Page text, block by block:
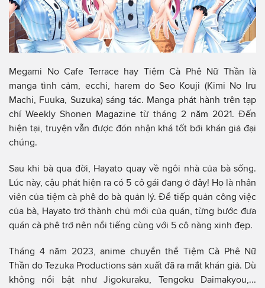
Megami No Cafe Terrace hay Tiệm Cà Phê Nữ Thần là
manga tình cảm, ecchi, harem do Seo Kouji (Kimi No Iru
Machi, Fuuka, Suzuka) sáng tác. Manga phát hành trên tạp
chí Weekly Shonen Magazine từ tháng 2 năm 2021. Đến
hiện tại, truyện vẫn được đón nhận khá tốt bởi khán giả đại
chúng.
Sau khi bà qua đời, Hayato quay về ngôi nhà của bà sống.
Lúc này, cậu phát hiện ra có 5 cô gái đang ở đây! Họ là nhân
viên của tiệm cà phê do bà quản lý. Để tiếp quản công việc
của bà, Hayato trở thành chủ mới của quán, từng bước đưa
quán cà phê trở nên nổi tiếng cùng với 5 cô nàng xinh đẹp.
Tháng 4 năm 2023, anime chuyển thể Tiệm Cà Phê Nữ
Thần do Tezuka Productions sản xuất đã ra mắt khán giả. Dù
không nổi bật như Jigokuraku, Tengoku Daimakyou,...